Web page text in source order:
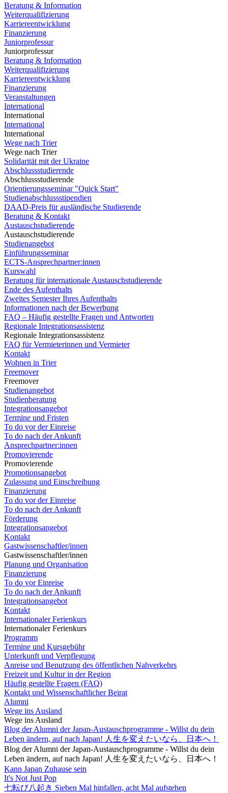
Beratung & Information
Weiterqualifizierung
Karriereentwicklung
Finanzierung
Juniorprofessur
Juniorprofessur
Beratung & Information
Weiterqualifizierung
Karriereentwicklung
Finanzierung
Veranstaltungen
International
International
International
International
Wege nach Trier
Wege nach Trier
Solidarität mit der Ukraine
Abschlussstudierende
Abschlussstudierende
Orientierungsseminar "Quick Start"
Studienabschlussstipendien
DAAD-Preis für ausländische Studierende
Beratung & Kontakt
Austauschstudierende
Austauschstudierende
Studienangebot
Einführungsseminar
ECTS-Ansprechpartner:innen
Kurswahl
Beratung für internationale Austauschstudierende
Ende des Aufenthalts
Zweites Semester Ihres Aufenthalts
Informationen nach der Bewerbung
FAQ – Häufig gestellte Fragen und Antworten
Regionale Integrationsassistenz
Regionale Integrationsassistenz
FAQ für Vermieterinnen und Vermieter
Kontakt
Wohnen in Trier
Freemover
Freemover
Studienangebot
Studienberatung
Integrationsangebot
Termine und Fristen
To do vor der Einreise
To do nach der Ankunft
Ansprechpartner:innen
Promovierende
Promovierende
Promotionsangebot
Zulassung und Einschreibung
Finanzierung
To do vor der Einreise
To do nach der Ankunft
Förderung
Integrationsangebot
Kontakt
Gastwissenschaftler/innen
Gastwissenschaftler/innen
Planung und Organisation
Finanzierung
To do vor Einreise
To do nach der Ankunft
Integrationsangebot
Kontakt
Internationaler Ferienkurs
Internationaler Ferienkurs
Programm
Termine und Kursgebühr
Unterkunft und Verpflegung
Anreise und Benutzung des öffentlichen Nahverkehrs
Freizeit und Kultur in der Region
Häufig gestellte Fragen (FAQ)
Kontakt und Wissenschaftlicher Beirat
Alumni
Wege ins Ausland
Wege ins Ausland
Blog der Alumni der Japan-Austauschprogramme - Willst du dein
Leben ändern, auf nach Japan! 人生を変えたいなら、日本へ！
Blog der Alumni der Japan-Austauschprogramme - Willst du dein
Leben ändern, auf nach Japan! 人生を変えたいなら、日本へ！
Kann Japan Zuhause sein
It's Not Just Pop
七転び八起き Sieben Mal hinfallen, acht Mal aufstehen